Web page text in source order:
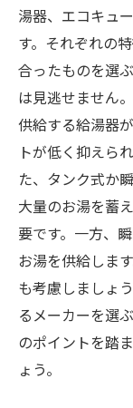
湯器、エコキュ
す。それぞれの
合ったものを選
は見逃せません
供給する給湯器
トが低く抑えら
た、タンク式か
大量のお湯を蓄
要です。一方、
お湯を供給しま
も考慮しましょ
るメーカーを選
のポイントを踏
ょう。